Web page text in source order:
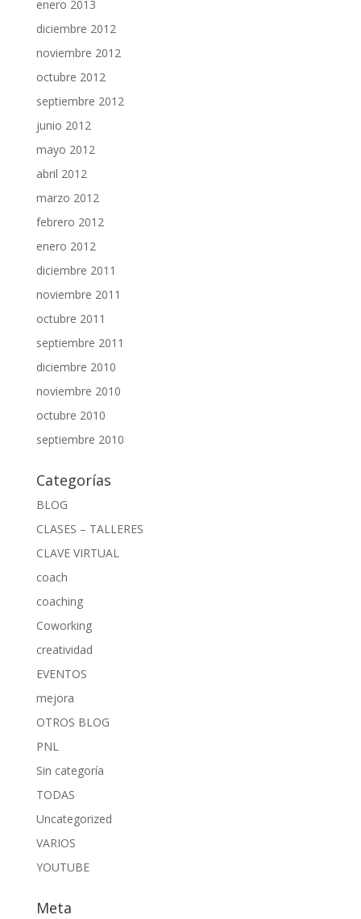
enero 2013
diciembre 2012
noviembre 2012
octubre 2012
septiembre 2012
junio 2012
mayo 2012
abril 2012
marzo 2012
febrero 2012
enero 2012
diciembre 2011
noviembre 2011
octubre 2011
septiembre 2011
diciembre 2010
noviembre 2010
octubre 2010
septiembre 2010
Categorías
BLOG
CLASES – TALLERES
CLAVE VIRTUAL
coach
coaching
Coworking
creatividad
EVENTOS
mejora
OTROS BLOG
PNL
Sin categoría
TODAS
Uncategorized
VARIOS
YOUTUBE
Meta